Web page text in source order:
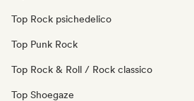
Top Rock psichedelico
Top Punk Rock
Top Rock & Roll / Rock classico
Top Shoegaze